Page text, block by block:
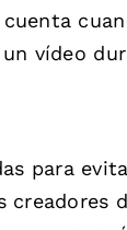
vídeo
para